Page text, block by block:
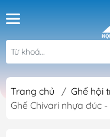
Trang chủ / Ghế hội
Ghế Chivari nhựa đúc